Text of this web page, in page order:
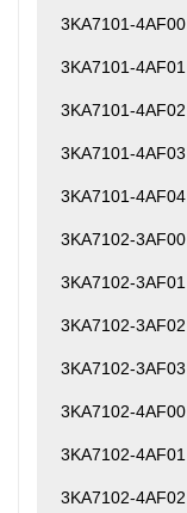
3KA7101-4AF00
3KA7101-4AF01
3KA7101-4AF02
3KA7101-4AF03
3KA7101-4AF04
3KA7102-3AF00
3KA7102-3AF01
3KA7102-3AF02
3KA7102-3AF03
3KA7102-4AF00
3KA7102-4AF01
3KA7102-4AF02